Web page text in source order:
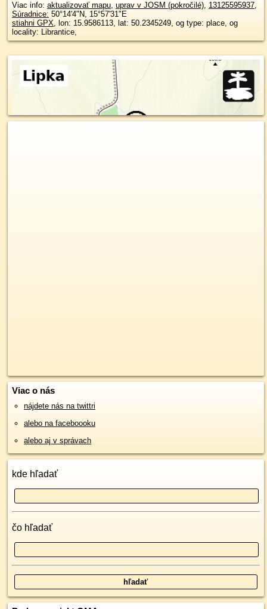
Viac info: aktualizovať mapu, uprav v JOSM (pokročilé), 13125595937,
Súradnice: 50°14'4"N, 15°57'31"E
stiahni GPX, lon: 15.9586113, lat: 50.2345249, og type: place, og
locality: Librantice,
Viac o nás
nájdete nás na twittri
alebo na faceboooku
alebo aj v správach
kde hľadať
čo hľadať